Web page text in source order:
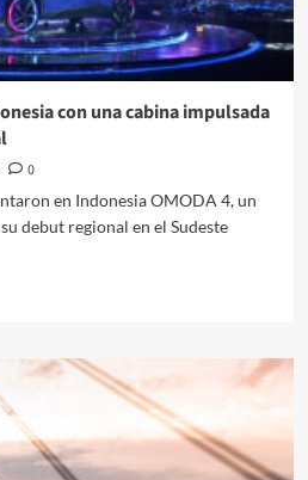
con una cabina impulsada
0
en Indonesia OMODA 4, un
debut regional en el Sudeste